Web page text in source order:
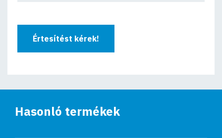
Értesítést kérek!
Hasonló termékek